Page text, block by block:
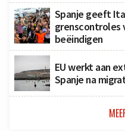
Spanje geeft
grenscontroles
beëindigen
EU werkt aan
Spanje na